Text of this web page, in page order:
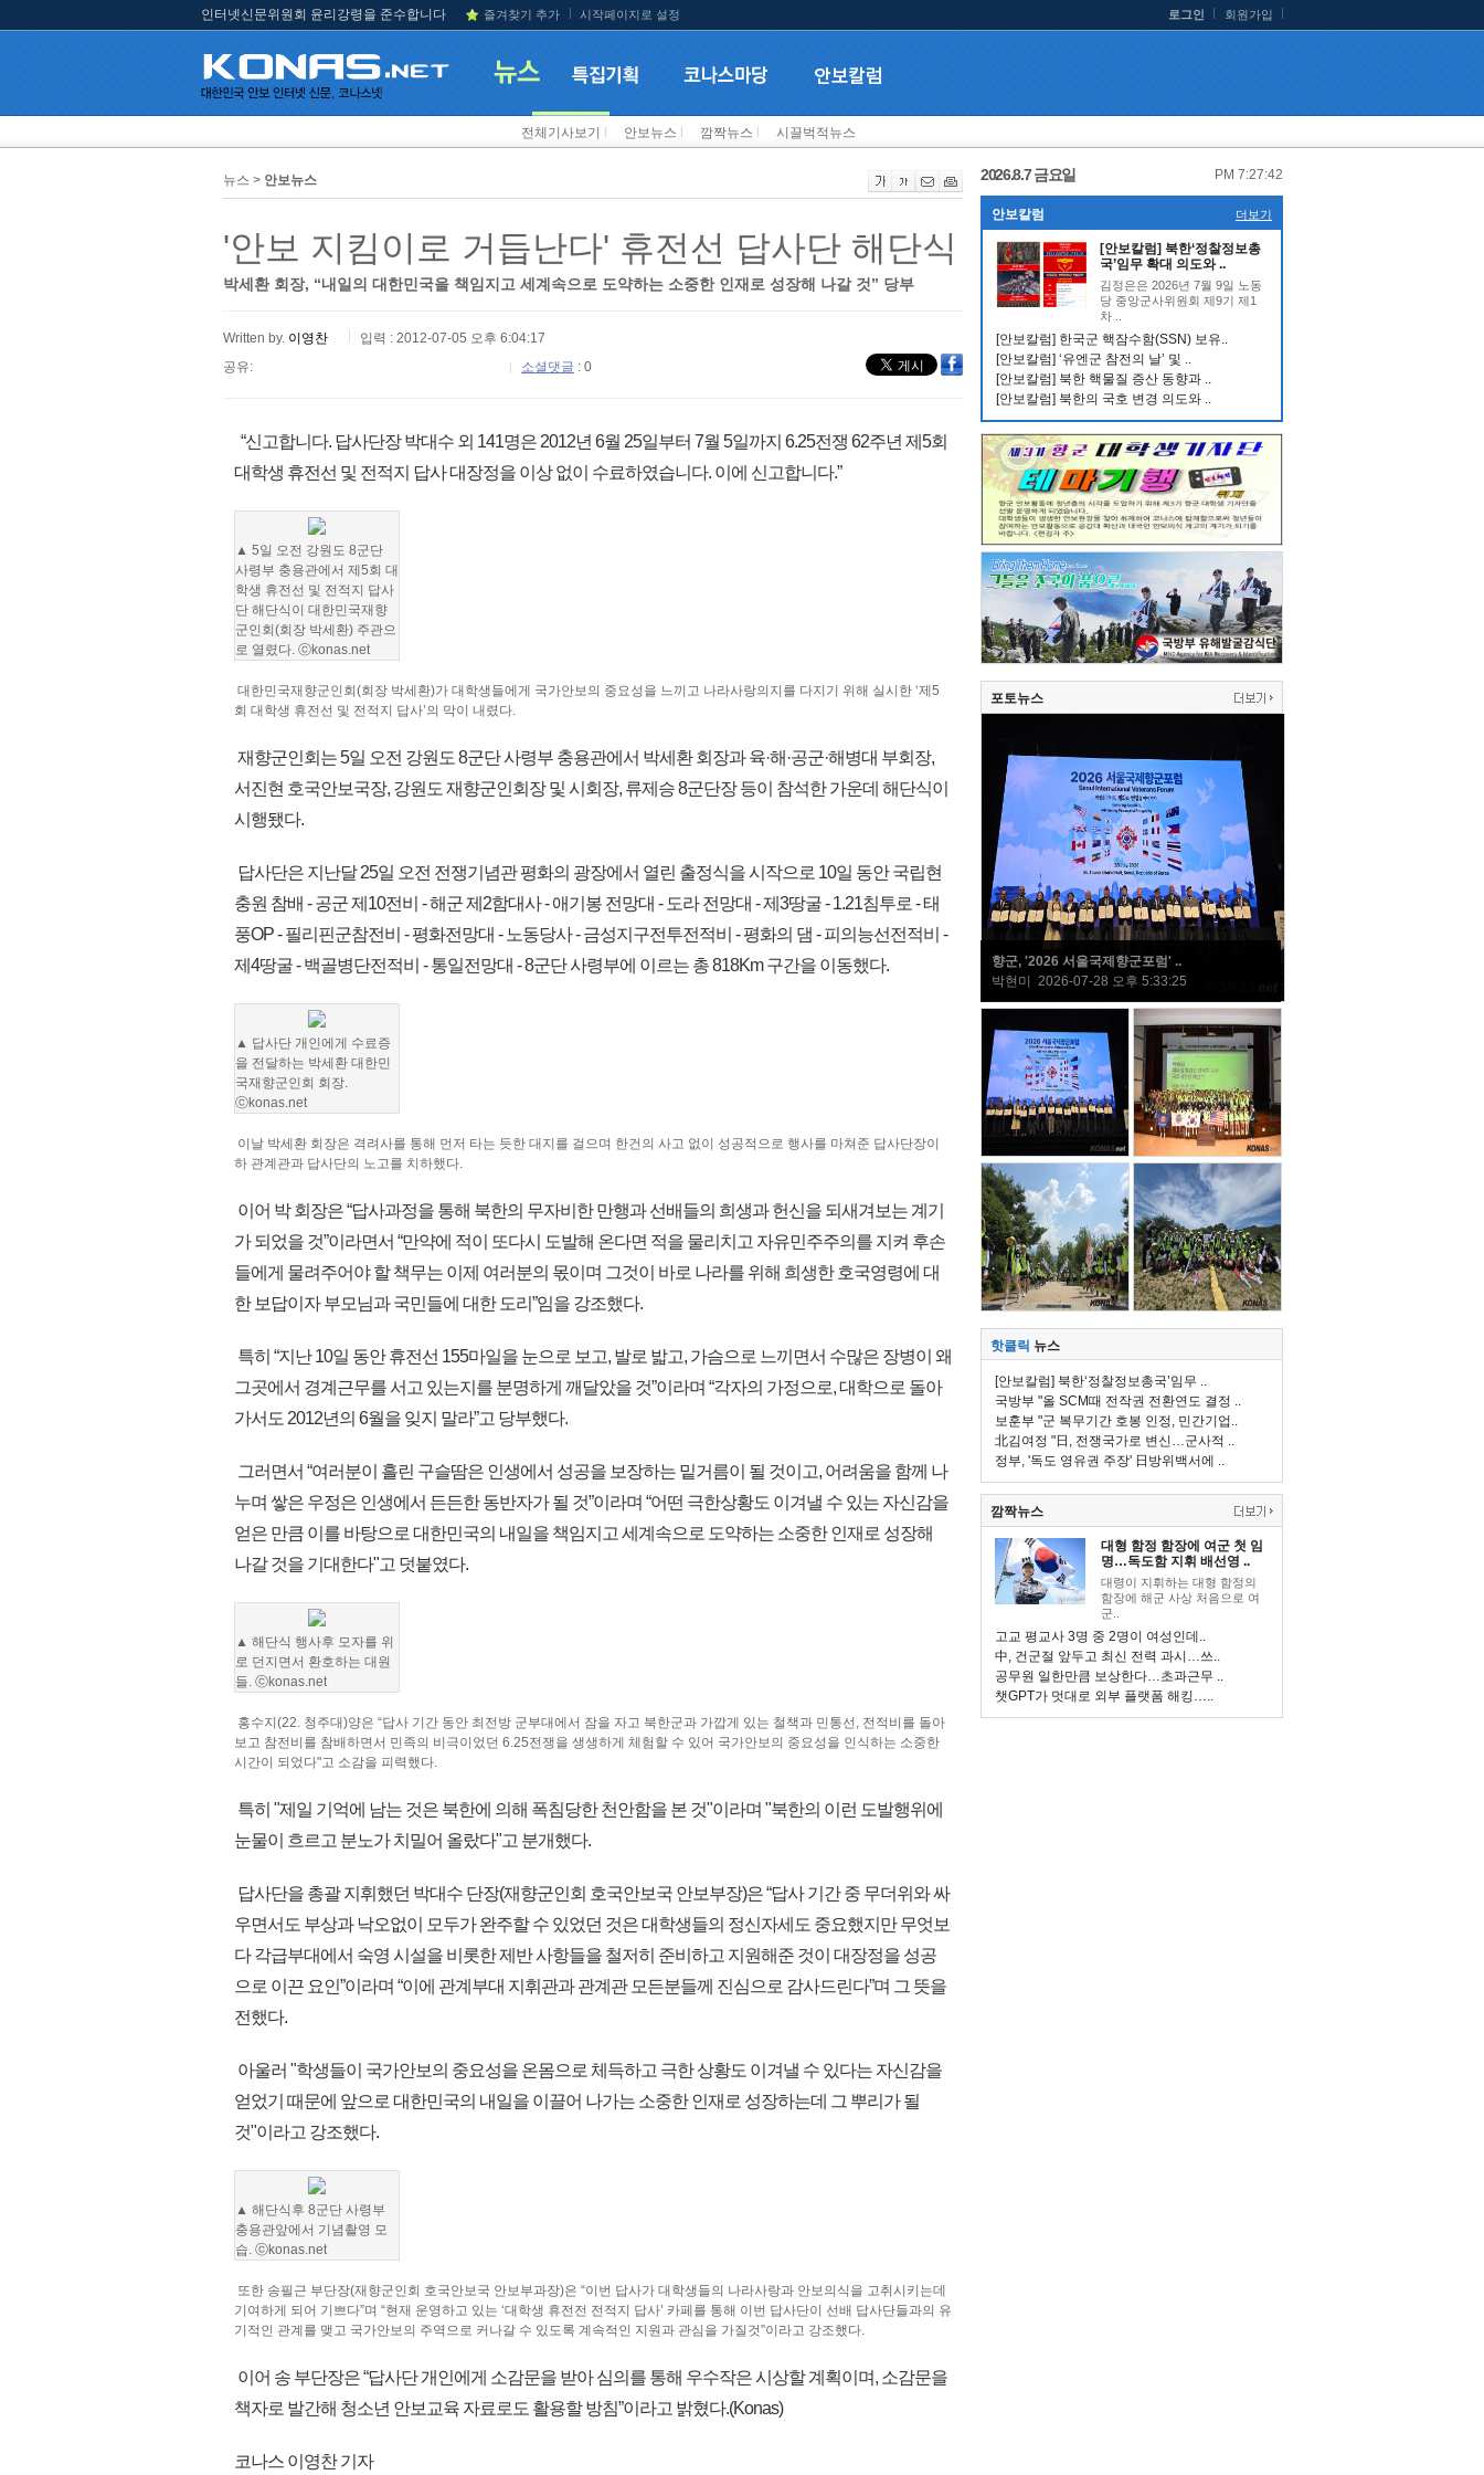
인터넷신문위원회 윤리강령을 준수합니다 즐겨찾기 추가 시작페이지로 설정 로그인 회원가입
전체기사보기 안보뉴스 깜짝뉴스 시끌벅적뉴스
뉴스 > 안보뉴스
'안보 지킴이로 거듭난다' 휴전선 답사단 해단식
박세환 회장, “내일의 대한민국을 책임지고 세계속으로 도약하는 소중한 인재로 성장해 나갈 것” 당부
Written by. 이영찬
입력 : 2012-07-05 오후 6:04:17
공유:
소셜댓글 : 0
“신고합니다. 답사단장 박대수 외 141명은 2012년 6월 25일부터 7월 5일까지 6.25전쟁 62주년 제5회
대학생 휴전선 및 전적지 답사 대장정을 이상 없이 수료하였습니다. 이에 신고합니다.”
▲ 5일 오전 강원도 8군단
사령부 충용관에서 제5회 대
학생 휴전선 및 전적지 답사
단 해단식이 대한민국재향
군인회(회장 박세환) 주관으
로 열렸다. ⓒkonas.net
대한민국재향군인회(회장 박세환)가 대학생들에게 국가안보의 중요성을 느끼고 나라사랑의지를 다지기 위해 실시한 ‘제5
회 대학생 휴전선 및 전적지 답사’의 막이 내렸다.
재향군인회는 5일 오전 강원도 8군단 사령부 충용관에서 박세환 회장과 육·해·공군·해병대 부회장,
서진현 호국안보국장, 강원도 재향군인회장 및 시회장, 류제승 8군단장 등이 참석한 가운데 해단식이
시행됐다.
답사단은 지난달 25일 오전 전쟁기념관 평화의 광장에서 열린 출정식을 시작으로 10일 동안 국립현
충원 참배 - 공군 제10전비 - 해군 제2함대사 - 애기봉 전망대 - 도라 전망대 - 제3땅굴 - 1.21침투로 - 태
풍OP - 필리핀군참전비 - 평화전망대 - 노동당사 - 금성지구전투전적비 - 평화의 댐 - 피의능선전적비 -
제4땅굴 - 백골병단전적비 - 통일전망대 - 8군단 사령부에 이르는 총 818Km 구간을 이동했다.
▲ 답사단 개인에게 수료증
을 전달하는 박세환 대한민
국재향군인회 회장.
ⓒkonas.net
이날 박세환 회장은 격려사를 통해 먼저 타는 듯한 대지를 걸으며 한건의 사고 없이 성공적으로 행사를 마쳐준 답사단장이
하 관계관과 답사단의 노고를 치하했다.
이어 박 회장은 “답사과정을 통해 북한의 무자비한 만행과 선배들의 희생과 헌신을 되새겨보는 계기
가 되었을 것”이라면서 “만약에 적이 또다시 도발해 온다면 적을 물리치고 자유민주주의를 지켜 후손
들에게 물려주어야 할 책무는 이제 여러분의 몫이며 그것이 바로 나라를 위해 희생한 호국영령에 대
한 보답이자 부모님과 국민들에 대한 도리”임을 강조했다.
특히 “지난 10일 동안 휴전선 155마일을 눈으로 보고, 발로 밟고, 가슴으로 느끼면서 수많은 장병이 왜
그곳에서 경계근무를 서고 있는지를 분명하게 깨달았을 것”이라며 “각자의 가정으로, 대학으로 돌아
가서도 2012년의 6월을 잊지 말라”고 당부했다.
그러면서 “여러분이 흘린 구슬땀은 인생에서 성공을 보장하는 밑거름이 될 것이고, 어려움을 함께 나
누며 쌓은 우정은 인생에서 든든한 동반자가 될 것”이라며 “어떤 극한상황도 이겨낼 수 있는 자신감을
얻은 만큼 이를 바탕으로 대한민국의 내일을 책임지고 세계속으로 도약하는 소중한 인재로 성장해
나갈 것을 기대한다"고 덧붙였다.
▲ 해단식 행사후 모자를 위
로 던지면서 환호하는 대원
들. ⓒkonas.net
홍수지(22. 청주대)양은 “답사 기간 동안 최전방 군부대에서 잠을 자고 북한군과 가깝게 있는 철책과 민통선, 전적비를 돌아
보고 참전비를 참배하면서 민족의 비극이었던 6.25전쟁을 생생하게 체험할 수 있어 국가안보의 중요성을 인식하는 소중한
시간이 되었다"고 소감을 피력했다.
특히 "제일 기억에 남는 것은 북한에 의해 폭침당한 천안함을 본 것"이라며 "북한의 이런 도발행위에
눈물이 흐르고 분노가 치밀어 올랐다"고 분개했다.
답사단을 총괄 지휘했던 박대수 단장(재향군인회 호국안보국 안보부장)은 “답사 기간 중 무더위와 싸
우면서도 부상과 낙오없이 모두가 완주할 수 있었던 것은 대학생들의 정신자세도 중요했지만 무엇보
다 각급부대에서 숙영 시설을 비롯한 제반 사항들을 철저히 준비하고 지원해준 것이 대장정을 성공
으로 이끈 요인”이라며 “이에 관계부대 지휘관과 관계관 모든분들께 진심으로 감사드린다”며 그 뜻을
전했다.
아울러 "학생들이 국가안보의 중요성을 온몸으로 체득하고 극한 상황도 이겨낼 수 있다는 자신감을
얻었기 때문에 앞으로 대한민국의 내일을 이끌어 나가는 소중한 인재로 성장하는데 그 뿌리가 될
것"이라고 강조했다.
▲ 해단식후 8군단 사령부
충용관앞에서 기념촬영 모
습. ⓒkonas.net
또한 송필근 부단장(재향군인회 호국안보국 안보부과장)은 “이번 답사가 대학생들의 나라사랑과 안보의식을 고취시키는데
기여하게 되어 기쁘다”며 “현재 운영하고 있는 ‘대학생 휴전전 전적지 답사’ 카페를 통해 이번 답사단이 선배 답사단들과의 유
기적인 관계를 맺고 국가안보의 주역으로 커나갈 수 있도록 계속적인 지원과 관심을 가질것”이라고 강조했다.
이어 송 부단장은 “답사단 개인에게 소감문을 받아 심의를 통해 우수작은 시상할 계획이며, 소감문을
책자로 발간해 청소년 안보교육 자료로도 활용할 방침”이라고 밝혔다.(Konas)
코나스 이영찬 기자
2026.8.7 금요일 PM 7:27:43
안보칼럼 더보기
[안보칼럼] 북한‘정찰정보총
국’임무 확대 의도와 ..
김정은은 2026년 7월 9일 노동
당 중앙군사위원회 제9기 제1
차 ..
[안보칼럼] 한국군 핵잠수함(SSN) 보유..
[안보칼럼] ‘유엔군 참전의 날’ 및 ..
[안보칼럼] 북한 핵물질 증산 동향과 ..
[안보칼럼] 북한의 국호 변경 의도와 ..
포토뉴스
향군, '2026 서울국제향군포럼' ..
박현미 2026-07-28 오후 5:33:25
핫클릭 뉴스
[안보칼럼] 북한‘정찰정보총국’임무 ..
국방부 "올 SCM때 전작권 전환연도 결정 ..
보훈부 "군 복무기간 호봉 인정, 민간기업..
北김여정 "日, 전쟁국가로 변신…군사적 ..
정부, '독도 영유권 주장' 日방위백서에 ..
깜짝뉴스
대형 함정 함장에 여군 첫 임
명…독도함 지휘 배선영 ..
대령이 지휘하는 대형 함정의
함장에 해군 사상 처음으로 여
군..
고교 평교사 3명 중 2명이 여성인데..
中, 건군절 앞두고 최신 전력 과시…쓰..
공무원 일한만큼 보상한다…초과근무 ..
챗GPT가 멋대로 외부 플랫폼 해킹…..